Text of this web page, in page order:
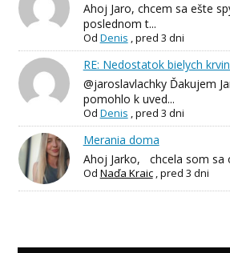
Ahoj Jaro, chcem sa ešte
poslednom t...
Od Denis ,pred 3 dni
RE: Nedostatok bielych
@jaroslavlachky Ďakujem
pomohlo k uved...
Od Denis ,pred 3 dni
Merania doma
Ahoj Jarko, chcela som sa
Od Naďa Kraic,pred 3 dni